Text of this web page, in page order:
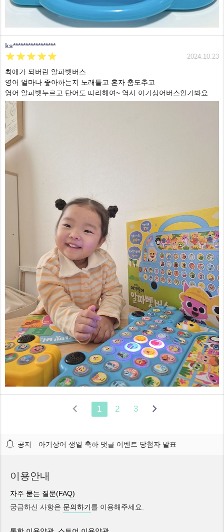
ks*****************
 2024.10.23
최애가 되버린 알파벳버스
영어 얼마나 좋아하는지 노래틀고 혼자 춤도추고
영어 알파벳누르고 단어도 따라해여~ 역시 아기상어버스인가봐요
 1 2 3 
공지 아기상어 생일 축하 댓글 이벤트 당첨자 발표
이용안내
자주 묻는 질문(FAQ)
궁금하신 사항은 문의하기를 이용해주세요.